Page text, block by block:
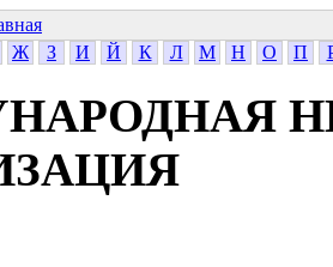
Ж З И Й К Л М Н О П